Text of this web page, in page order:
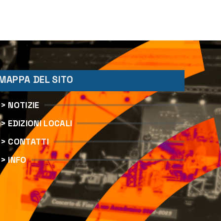
DEL SITO
> NOTIZIE
> EDIZIONI LOCALI
> CONTATTI
> INFO